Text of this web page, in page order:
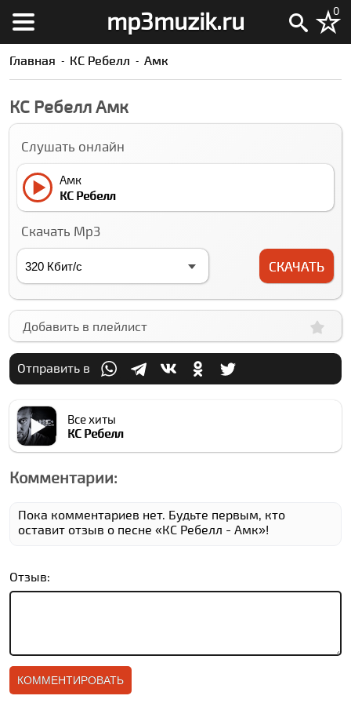
mp3muzik.ru 0
Главная КC Ребелл Амк
КC Ребелл Амк
Слушать онлайн
Амк
КC Ребелл
Скачать Mp3
СКАЧАТЬ
Добавить в плейлист
Отправить в
Все хиты
КC Ребелл
Комментарии:
Пока комментариев нет. Будьте первым, кто
оставит отзыв о песне «КC Ребелл - Амк»!
Отзыв: